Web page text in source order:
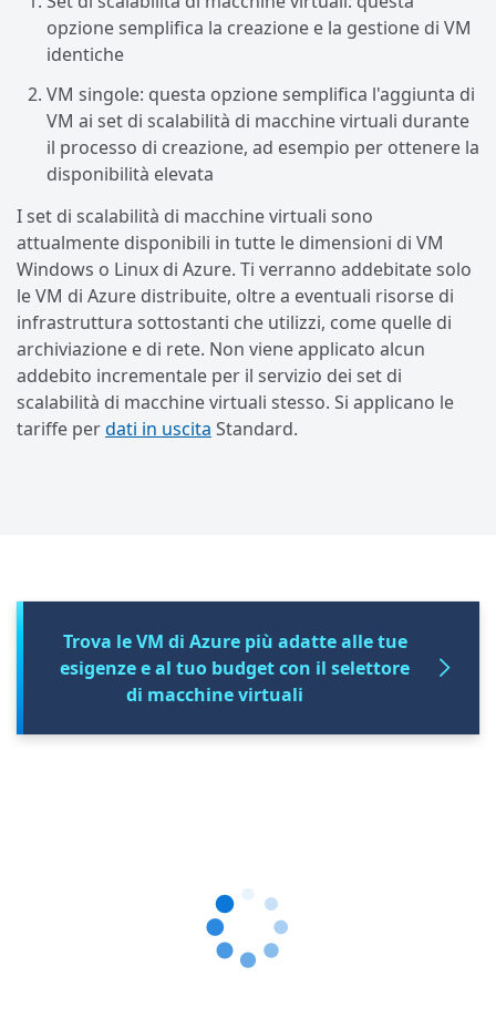
opzione semplifica la creazione e la gestione di VM
identiche
VM singole: questa opzione semplifica l'aggiunta di
VM ai set di scalabilità di macchine virtuali durante
il processo di creazione, ad esempio per ottenere la
disponibilità elevata
I set di scalabilità di macchine virtuali sono
attualmente disponibili in tutte le dimensioni di VM
Windows o Linux di Azure. Ti verranno addebitate solo
le VM di Azure distribuite, oltre a eventuali risorse di
infrastruttura sottostanti che utilizzi, come quelle di
archiviazione e di rete. Non viene applicato alcun
addebito incrementale per il servizio dei set di
scalabilità di macchine virtuali stesso. Si applicano le
tariffe perdati in uscita Standard.
Trova le VM di Azure più adatte alle tue
esigenze e al tuo budget con il selettore
di macchine virtuali